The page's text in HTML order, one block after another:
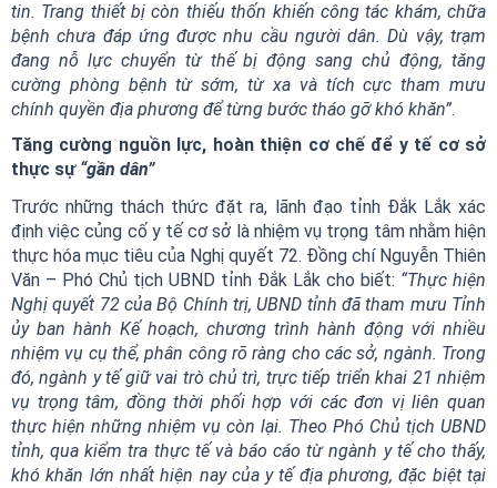
tin. Trang thiết bị còn thiếu thốn khiến công tác khám, chữa
bệnh chưa đáp ứng được nhu cầu người dân. Dù vậy, trạm
đang nỗ lực chuyển từ thế bị động sang chủ động, tăng
cường phòng bệnh từ sớm, từ xa và tích cực tham mưu
chính quyền địa phương để từng bước tháo gỡ khó khăn”.
Tăng cường nguồn lực, hoàn thiện cơ chế để y tế cơ sở
thực sự “gần dân”
Trước những thách thức đặt ra, lãnh đạo tỉnh Đắk Lắk xác
định việc củng cố y tế cơ sở là nhiệm vụ trọng tâm nhằm hiện
thực hóa mục tiêu của Nghị quyết 72. Đồng chí Nguyễn Thiên
Văn – Phó Chủ tịch UBND tỉnh Đắk Lắk cho biết: “Thực hiện
Nghị quyết 72 của Bộ Chính trị, UBND tỉnh đã tham mưu Tỉnh
ủy ban hành Kế hoạch, chương trình hành động với nhiều
nhiệm vụ cụ thể, phân công rõ ràng cho các sở, ngành. Trong
đó, ngành y tế giữ vai trò chủ trì, trực tiếp triển khai 21 nhiệm
vụ trọng tâm, đồng thời phối hợp với các đơn vị liên quan
thực hiện những nhiệm vụ còn lại. Theo Phó Chủ tịch UBND
tỉnh, qua kiểm tra thực tế và báo cáo từ ngành y tế cho thấy,
khó khăn lớn nhất hiện nay của y tế địa phương, đặc biệt tại